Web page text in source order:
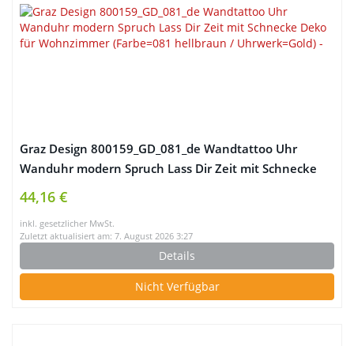
Graz Design 800159_GD_081_de Wandtattoo Uhr
Wanduhr modern Spruch Lass Dir Zeit mit Schnecke
Deko für Wohnzimmer (Farbe=081 hellbraun /
Uhrwerk=Gold)
44,16 €
inkl. gesetzlicher MwSt.
Zuletzt aktualisiert am: 7. August 2026 3:27
Details
Nicht Verfügbar